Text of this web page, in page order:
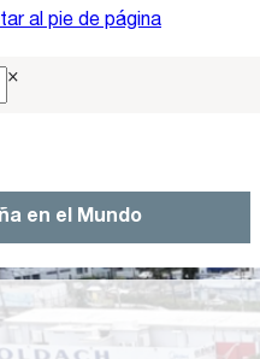
al pie de página
×
en el Mundo